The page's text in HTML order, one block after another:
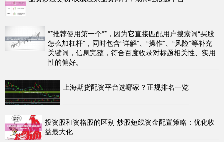
**推荐使用第一个**，因为它直接匹配用户搜索词“买股
怎么加杠杆”，同时包含“详解”、“操作”、“风险”等补充
关键词，信息完整，符合百度收录对标题相关性、实用
性的偏好。
上海期货配资平台选哪家？正规排名一览
投资股和资格股的区别 炒股短线资金配置策略：优化收
益最大化